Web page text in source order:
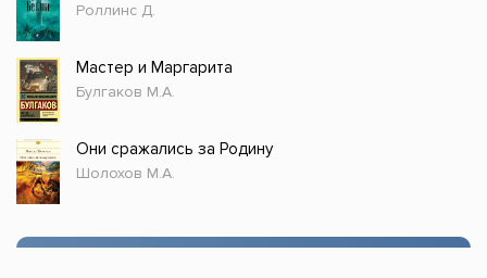
Роллинс Д.
Мастер и Маргарита
Булгаков М.А.
Они сражались за Родину
Шолохов М.А.